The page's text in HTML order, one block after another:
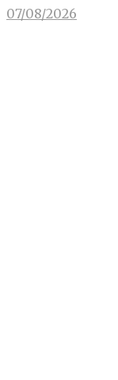
07/08/2026